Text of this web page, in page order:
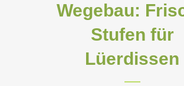
Wegebau:
Stufen für
Lüerdissen